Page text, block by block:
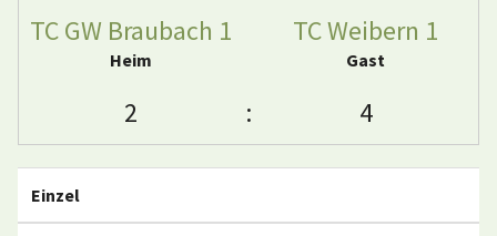
TC GW Braubach 1
Heim
TC Weibern 1
Gast
2 : 4
Einzel